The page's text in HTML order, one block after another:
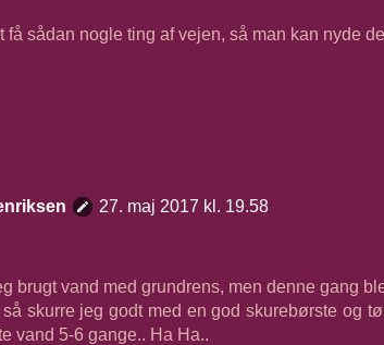
sådan nogle ting af vejen, så man kan nyde
27. maj 2017 kl. 19.58
brugt vand med grundrens, men denne gang
skurre jeg godt med en god skurebørste og
vand 5-6 gange.. Ha Ha..